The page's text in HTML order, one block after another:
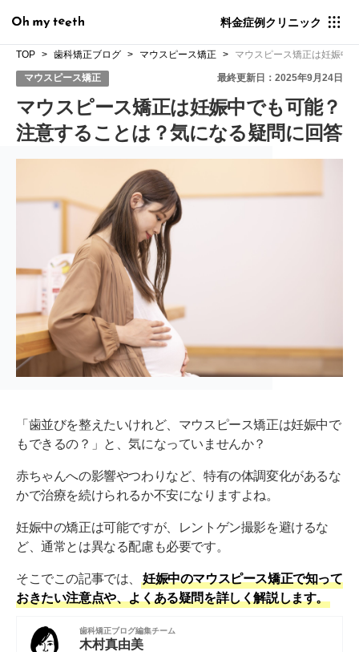
料金症例クリニック
TOP 歯科矯正ブログ マウスピース矯正 マウスピース矯正は妊娠中
マウスピース矯正 最終更新日：2025年9月24日
マウスピース矯正は妊娠中でも可能？
注意することは？気になる疑問に回答
「歯並びを整えたいけれど、マウスピース矯正は妊娠中で
もできるの？」と、気になっていませんか？
赤ちゃんへの影響やつわりなど、特有の体調変化があるな
かで治療を続けられるか不安になりますよね。
妊娠中の矯正は可能ですが、レントゲン撮影を避けるな
ど、通常とは異なる配慮も必要です。
そこでこの記事では、
妊娠中のマウスピース矯正で知って
おきたい注意点や、よくある疑問を詳しく解説します。
歯科矯正ブログ編集チーム
木村真由美